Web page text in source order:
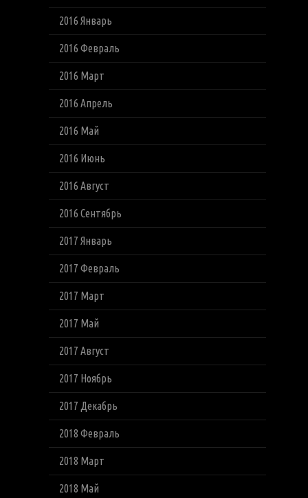
2016 Январь
2016 Февраль
2016 Март
2016 Апрель
2016 Май
2016 Июнь
2016 Август
2016 Сентябрь
2017 Январь
2017 Февраль
2017 Март
2017 Май
2017 Август
2017 Ноябрь
2017 Декабрь
2018 Февраль
2018 Март
2018 Май